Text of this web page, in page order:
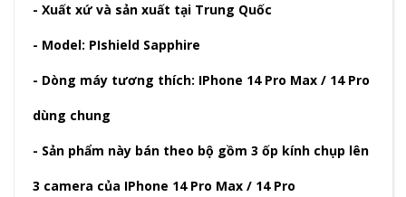
- Xuất xứ và sản xuất tại Trung Quốc
- Model: PIshield Sapphire
- Dòng máy tương thích: IPhone 14 Pro Max / 14 Pro
dùng chung
- Sản phẩm này bán theo bộ gồm 3 ốp kính chụp lên
3 camera của IPhone 14 Pro Max / 14 Pro